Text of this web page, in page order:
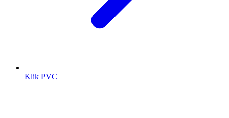
Klik PVC